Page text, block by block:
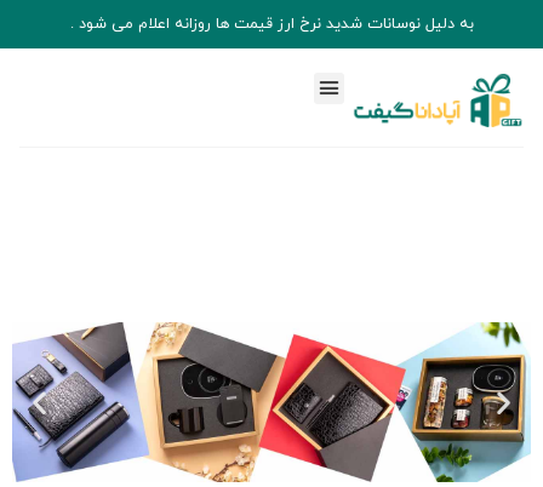
به دلیل نوسانات شدید نرخ ارز قیمت ها روزانه اعلام می شود .